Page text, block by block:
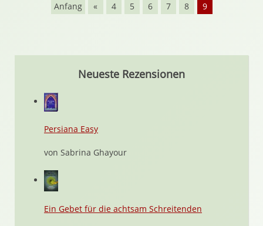
Anfang « 4 5 6 7 8 9
Neueste Rezensionen
Persiana Easy
von Sabrina Ghayour
Ein Gebet für die achtsam Schreitenden